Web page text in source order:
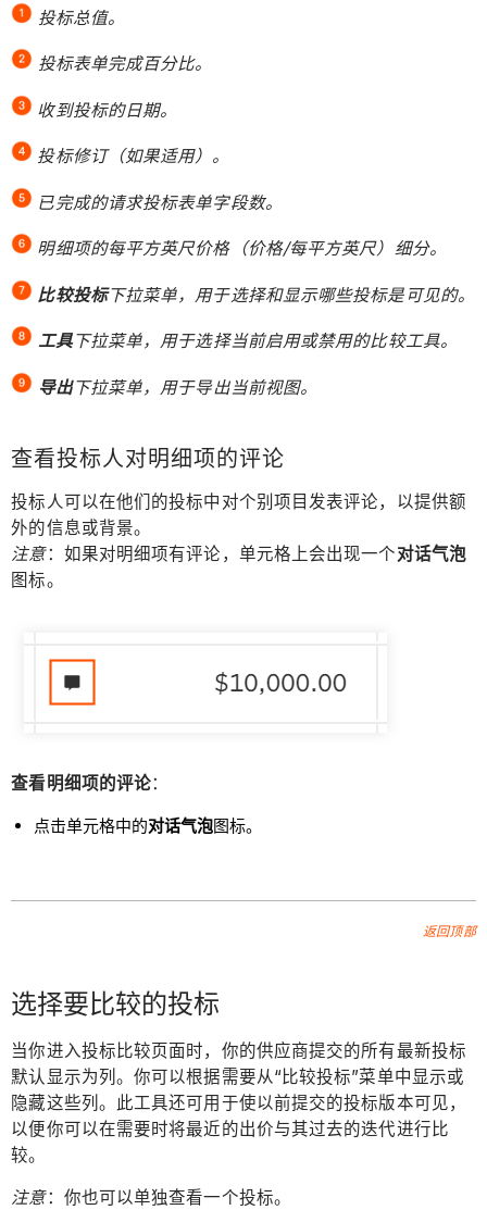
投标总值。
投标表单完成百分比。
收到投标的日期。
投标修订（如果适用）。
已完成的请求投标表单字段数。
明细项的每平方英尺价格（价格/每平方英尺）细分。
比较投标下拉菜单，用于选择和显示哪些投标是可见的。
工具下拉菜单，用于选择当前启用或禁用的比较工具。
导出下拉菜单，用于导出当前视图。
查看投标人对明细项的评论
投标人可以在他们的投标中对个别项目发表评论，以提供额
外的信息或背景。
注意：如果对明细项有评论，单元格上会出现一个对话气泡
图标。
查看明细项的评论：
点击单元格中的对话气泡图标。
返回顶部
选择要比较的投标
当你进入投标比较页面时，你的供应商提交的所有最新投标
默认显示为列。你可以根据需要从“比较投标”菜单中显示或
隐藏这些列。此工具还可用于使以前提交的投标版本可见，
以便你可以在需要时将最近的出价与其过去的迭代进行比
较。
注意：你也可以单独查看一个投标。